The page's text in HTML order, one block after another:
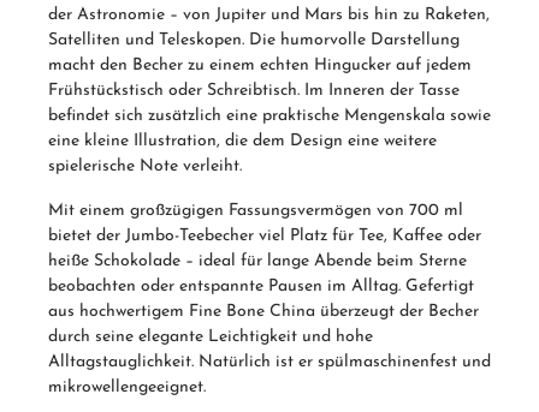
der Astronomie – von Jupiter und Mars bis hin zu Raketen,
Satelliten und Teleskopen. Die humorvolle Darstellung
macht den Becher zu einem echten Hingucker auf jedem
Frühstückstisch oder Schreibtisch. Im Inneren der Tasse
befindet sich zusätzlich eine praktische Mengenskala sowie
eine kleine Illustration, die dem Design eine weitere
spielerische Note verleiht.
Mit einem großzügigen Fassungsvermögen von 700 ml
bietet der Jumbo-Teebecher viel Platz für Tee, Kaffee oder
heiße Schokolade – ideal für lange Abende beim Sterne
beobachten oder entspannte Pausen im Alltag. Gefertigt
aus hochwertigem Fine Bone China überzeugt der Becher
durch seine elegante Leichtigkeit und hohe
Alltagstauglichkeit. Natürlich ist er spülmaschinenfest und
mikrowellengeeignet.